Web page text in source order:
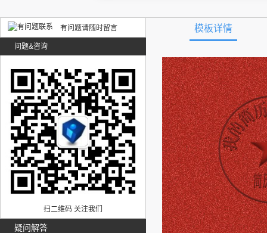
有问题请随时留言
问题&咨询
扫二维码 关注我们
疑问解答
模板详情